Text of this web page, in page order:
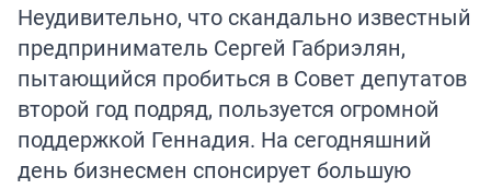
Неудивительно, что скандально известный
предприниматель Сергей Габриэлян,
пытающийся пробиться в Совет депутатов
второй год подряд, пользуется огромной
поддержкой Геннадия. На сегодняшний
день бизнесмен спонсирует большую